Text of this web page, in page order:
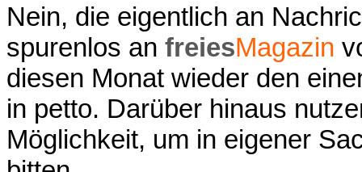
Nein, die eigentlich an
spurenlos an freiesMagazin
diesen Monat wieder den
in petto. Darüber hinaus
Möglichkeit, um in eigener